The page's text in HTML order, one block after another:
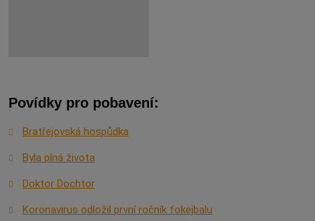
Povídky pro pobavení:
Bratřejovská hospůdka
Byla plná života
Doktor Dochtor
Koronavirus odložil první ročník fokejbalu